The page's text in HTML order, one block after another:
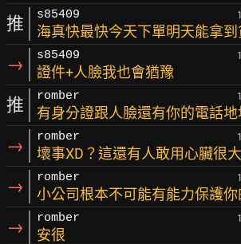
推 s85409
海真快最快今天下單明天能拿
→ s85409
證件+人臉我也會猶豫
推 romber
有身分證跟人臉還有你的電話
→ romber
壞事XD？這還有人敢用心臟很
→ romber
小公司根本不可能有能力保護
→ romber
安很